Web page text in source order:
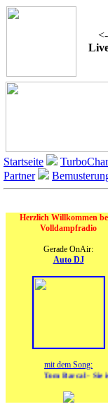
<-
Startseite
Partner
Herzlich Willkommen
Volldampfradio
Gerade OnAir:
Auto DJ
mit dem Song:
Tom Barcal - Sie